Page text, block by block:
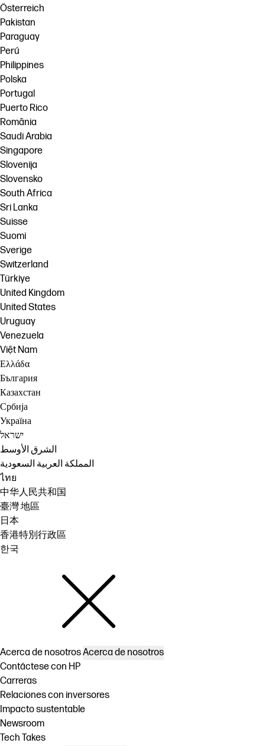
Österreich
Pakistan
Paraguay
Perú
Philippines
Polska
Portugal
Puerto Rico
România
Saudi Arabia
Singapore
Slovenija
Slovensko
South Africa
Sri Lanka
Suisse
Suomi
Sverige
Switzerland
Türkiye
United Kingdom
United States
Uruguay
Venezuela
Việt Nam
Ελλάδα
България
Казахстан
Србија
Україна
ישראל
الشرق الأوسط
المملكة العربية السعودية
ไทย
中华人民共和国
臺灣 地區
日本
香港特別行政區
한국
Acerca de nosotrosAcerca de nosotros
Contáctese con HP
Carreras
Relaciones con inversores
Impacto sustentable
Newsroom
Tech Takes